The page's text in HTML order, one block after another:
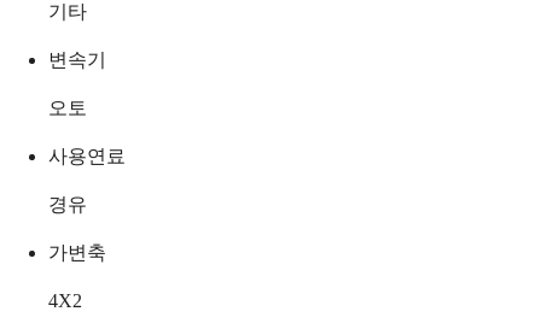
기타
변속기
오토
사용연료
경유
가변축
4X2